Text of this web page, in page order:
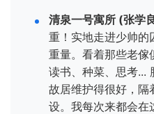
清泉一号寓所 (张学
重！实地走进少帅的
重量。看着那些老傢
读书、种菜、思考...
故居维护得很好，隔
设。我每次来都会在